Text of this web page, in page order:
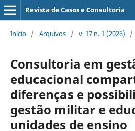
Revista de Casos e Consultoria
Início / Arquivos / v. 17 n. 1 (2026) /
Consultoria em
educacional
diferenças e
gestão militar e
unidades de ensino